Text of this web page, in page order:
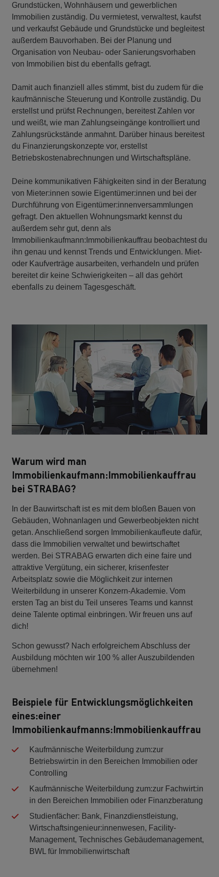
Grundstücken, Wohnhäusern und gewerblichen
Immobilien zuständig. Du vermietest, verwaltest, kaufst
und verkaufst Gebäude und Grundstücke und begleitest
außerdem Bauvorhaben. Bei der Planung und
Organisation von Neubau- oder Sanierungsvorhaben
von Immobilien bist du ebenfalls gefragt.
Damit auch finanziell alles stimmt, bist du zudem für die
kaufmännische Steuerung und Kontrolle zuständig. Du
erstellst und prüfst Rechnungen, bereitest Zahlen vor
und weißt, wie man Zahlungseingänge kontrolliert und
Zahlungsrückstände anmahnt. Darüber hinaus bereitest
du Finanzierungskonzepte vor, erstellst
Betriebskostenabrechnungen und Wirtschaftspläne.
Deine kommunikativen Fähigkeiten sind in der Beratung
von Mieter:innen sowie Eigentümer:innen und bei der
Durchführung von Eigentümer:innenversammlungen
gefragt. Den aktuellen Wohnungsmarkt kennst du
außerdem sehr gut, denn als
Immobilienkaufmann:Immobilienkauffrau beobachtest du
ihn genau und kennst Trends und Entwicklungen. Miet-
oder Kaufverträge ausarbeiten, verhandeln und prüfen
bereitet dir keine Schwierigkeiten – all das gehört
ebenfalls zu deinem Tagesgeschäft.
Warum wird man
Immobilienkaufmann:Immobilienkauffrau
bei STRABAG?
In der Bauwirtschaft ist es mit dem bloßen Bauen von
Gebäuden, Wohnanlagen und Gewerbeobjekten nicht
getan. Anschließend sorgen Immobilienkaufleute dafür,
dass die Immobilien verwaltet und bewirtschaftet
werden. Bei STRABAG erwarten dich eine faire und
attraktive Vergütung, ein sicherer, krisenfester
Arbeitsplatz sowie die Möglichkeit zur internen
Weiterbildung in unserer Konzern-Akademie. Vom
ersten Tag an bist du Teil unseres Teams und kannst
deine Talente optimal einbringen. Wir freuen uns auf
dich!
Schon gewusst? Nach erfolgreichem Abschluss der
Ausbildung möchten wir 100 % aller Auszubildenden
übernehmen!
Beispiele für Entwicklungsmöglichkeiten
eines:einer
Immobilienkaufmanns:Immobilienkauffrau
Kaufmännische Weiterbildung zum:zur
Betriebswirt:in in den Bereichen Immobilien oder
Controlling
Kaufmännische Weiterbildung zum:zur Fachwirt:in
in den Bereichen Immobilien oder Finanzberatung
Studienfächer: Bank, Finanzdienstleistung,
Wirtschaftsingenieur:innenwesen, Facility-
Management, Technisches Gebäudemanagement,
BWL für Immobilienwirtschaft